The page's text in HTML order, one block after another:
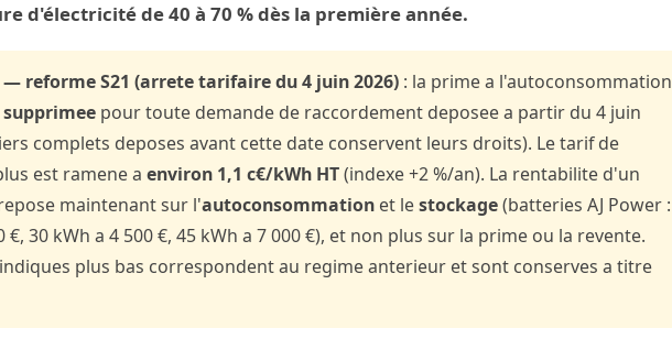
d'électricité de 40 à 70 % dès la première année.
reforme S21 (arrete tarifaire du 4 juin 2026) : la prime a l'autoconsommation
supprimee pour toute demande de raccordement deposee a partir du 4 juin
complets deposes avant cette date conservent leurs droits). Le tarif de
est ramene a environ 1,1 c€/kWh HT(indexe +2 %/an). La rentabilite d'un
maintenant sur l'autoconsommation et lestockage(batteries AJ Power :
€, 30 kWh a 4 500 €, 45 kWh a 7 000 €), et non plus sur la prime ou la revente.
plus bas correspondent au regime anterieur et sont conserves a titre